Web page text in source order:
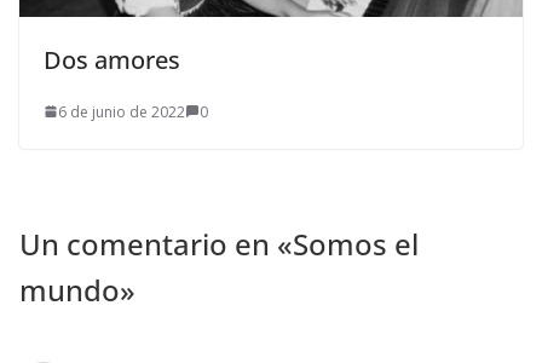
Dos amores
6 de junio de 2022 0
Un comentario en «Somos el
mundo»